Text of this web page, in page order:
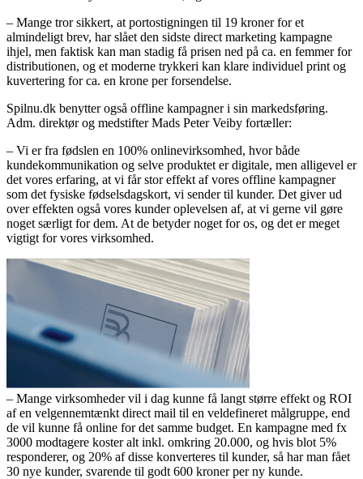
– Mange tror sikkert, at portostigningen til 19 kroner for et
almindeligt brev, har slået den sidste direct marketing kampagne
ihjel, men faktisk kan man stadig få prisen ned på ca. en femmer for
distributionen, og et moderne trykkeri kan klare individuel print og
kuvertering for ca. en krone per forsendelse.
Spilnu.dk benytter også offline kampagner i sin markedsføring.
Adm. direktør og medstifter Mads Peter Veiby fortæller:
– Vi er fra fødslen en 100% onlinevirksomhed, hvor både
kundekommunikation og selve produktet er digitale, men alligevel er
det vores erfaring, at vi får stor effekt af vores offline kampagner
som det fysiske fødselsdagskort, vi sender til kunder. Det giver ud
over effekten også vores kunder oplevelsen af, at vi gerne vil gøre
noget særligt for dem. At de betyder noget for os, og det er meget
vigtigt for vores virksomhed.
– Mange virksomheder vil i dag kunne få langt større effekt og ROI
af en velgennemtænkt direct mail til en veldefineret målgruppe, end
de vil kunne få online for det samme budget. En kampagne med fx
3000 modtagere koster alt inkl. omkring 20.000, og hvis blot 5%
responderer, og 20% af disse konverteres til kunder, så har man fået
30 nye kunder, svarende til godt 600 kroner per ny kunde.